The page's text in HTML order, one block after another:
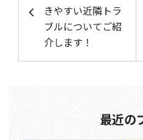
きやすい近隣トラ
ブルについてご紹
介します！
最近の